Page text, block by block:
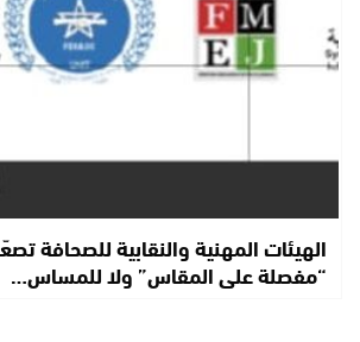
الهيئات المهنية والنقابية للصحافة
“مفصلة على المقاس” ولا للمساس…